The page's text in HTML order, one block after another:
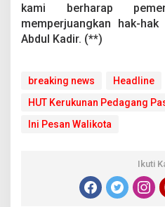
kami berharap
memperjuangkan hak-
Abdul Kadir. (**)
breaking news
Headline
HUT Kerukunan Pedagang
Ini Pesan Walikota
Ikuti